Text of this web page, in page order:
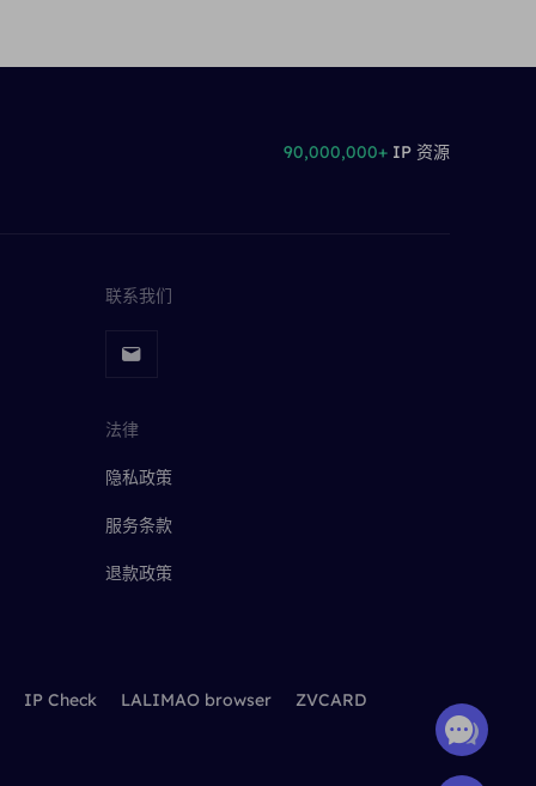
90,000,000+ IP 资源
联系我们
法律
隐私政策
服务条款
退款政策
IP Check LALIMAO browser
ZVCARD